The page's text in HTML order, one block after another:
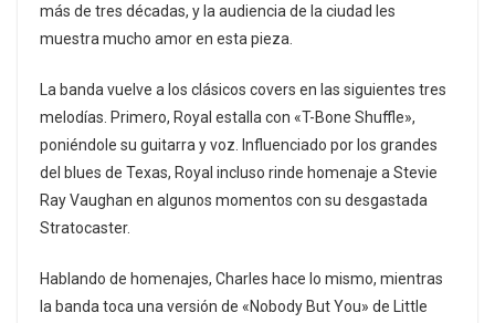
más de tres décadas, y la audiencia de la ciudad les
muestra mucho amor en esta pieza.
La banda vuelve a los clásicos covers en las siguientes tres
melodías. Primero, Royal estalla con «T-Bone Shuffle»,
poniéndole su guitarra y voz. Influenciado por los grandes
del blues de Texas, Royal incluso rinde homenaje a Stevie
Ray Vaughan en algunos momentos con su desgastada
Stratocaster.
Hablando de homenajes, Charles hace lo mismo, mientras
la banda toca una versión de «Nobody But You» de Little